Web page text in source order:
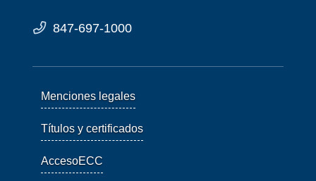
847-697-1000
Menciones legales
Títulos y certificados
AccesoECC